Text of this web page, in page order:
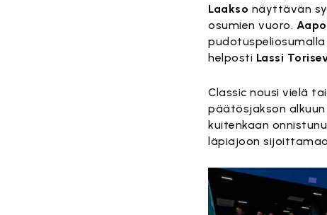
Laakso näyttävän
osumien vuoro.
helposti Lassi
Classic nousi vielä
päätösjakson
kuitenkaan
läpiajoon